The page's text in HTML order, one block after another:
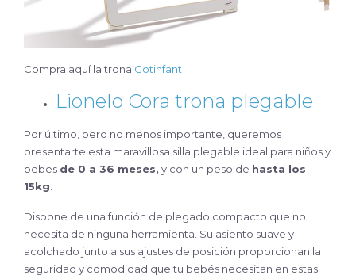
Compra aquí la trona Cotinfant
Lionelo Cora trona plegable
Por último, pero no menos importante, queremos
presentarte esta maravillosa silla plegable ideal para niños y
bebes de 0 a 36 meses, y con un peso de hasta los
15kg
Dispone de una función de plegado compacto que no
necesita de ninguna herramienta. Su asiento suave y
acolchado junto a sus ajustes de posición proporcionan la
seguridad y comodidad que tu bebés necesitan en estas